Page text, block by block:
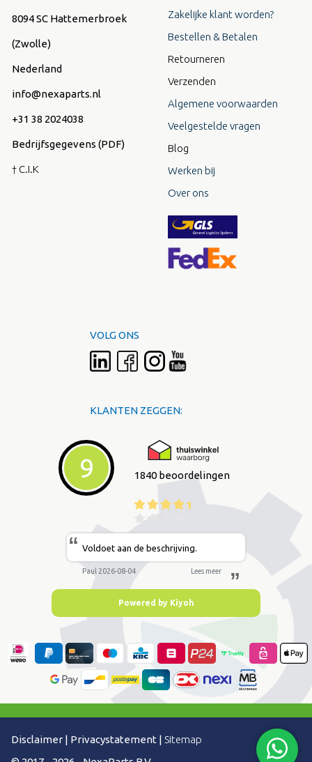
8094 SC Hattemerbroek
(Zwolle)
Nederland
info@nexaparts.nl
+31 38 2024038
Bedrijfsgegevens (PDF)
† C.I.K
Zakelijke klant worden?
Bestellen & Betalen
Retourneren
Verzenden
Algemene voorwaarden
Veelgestelde vragen
Blog
Werken bij
Over ons
VOLG ONS
KLANTEN ZEGGEN:
9 1840 beoordelingen
“ Voldoet aan de beschrijving.
Paul 2026-08-04 Lees meer ”
Powered by Kiyoh
Disclaimer | Privacystatement | Sitemap